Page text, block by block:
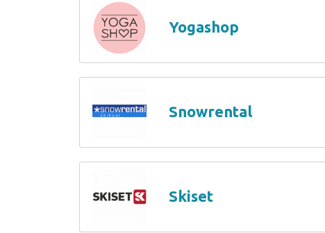
Yogashop
Snowrental
Skiset